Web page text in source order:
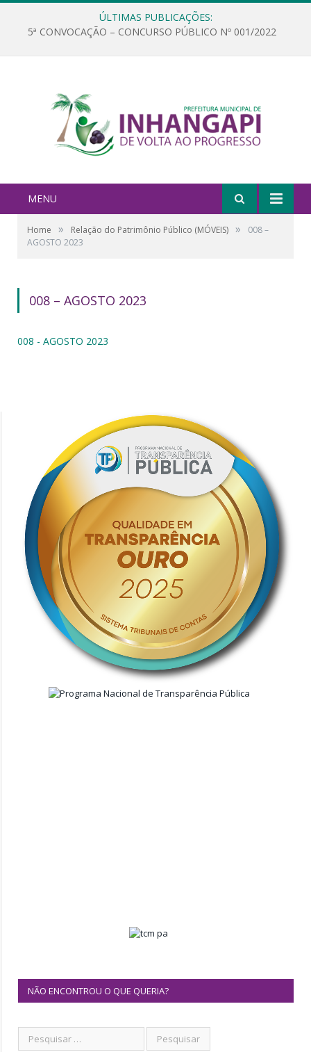
ÚLTIMAS PUBLICAÇÕES:
5ª CONVOCAÇÃO – CONCURSO PÚBLICO Nº 001/2022
MENU
Home » Relação do Patrimônio Público (MÓVEIS) »
008 –
AGOSTO 2023
008 – AGOSTO 2023
008 - AGOSTO 2023
NÃO ENCONTROU O QUE QUERIA?